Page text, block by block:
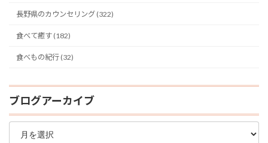
長野県のカウンセリング (322)
食べて癒す (182)
食べもの紀行 (32)
ブログアーカイブ
ブ